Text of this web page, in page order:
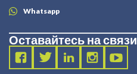
Whatsapp
Оставайтесь на связи